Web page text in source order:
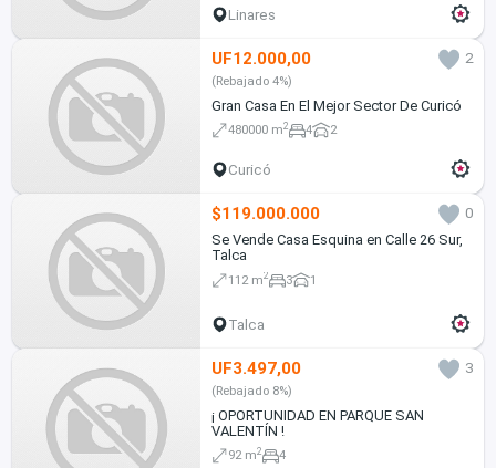
Linares
UF12.000,00 2
(Rebajado 4%)
Gran Casa En El Mejor Sector De Curicó
480000 m2 4 2
Curicó
$119.000.000
0
Se Vende Casa Esquina en Calle 26 Sur,
Talca
112 m2 3 1
Talca
UF3.497,00 3
(Rebajado 8%)
¡ OPORTUNIDAD EN PARQUE SAN
VALENTÍN !
92 m2 4